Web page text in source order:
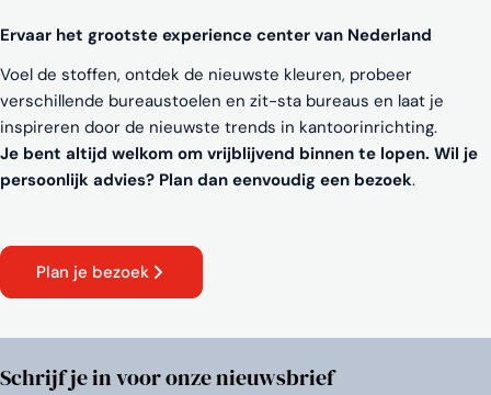
Ervaar het grootste experience center van Nederland
Voel de stoffen, ontdek de nieuwste kleuren, probeer
verschillende bureaustoelen en zit-sta bureaus en laat je
inspireren door de nieuwste trends in kantoorinrichting.
Je bent altijd welkom om vrijblijvend binnen te lopen. Wil je
persoonlijk advies? Plan dan eenvoudig een bezoek.
Plan je bezoek
Schrijf je in voor onze nieuwsbrief